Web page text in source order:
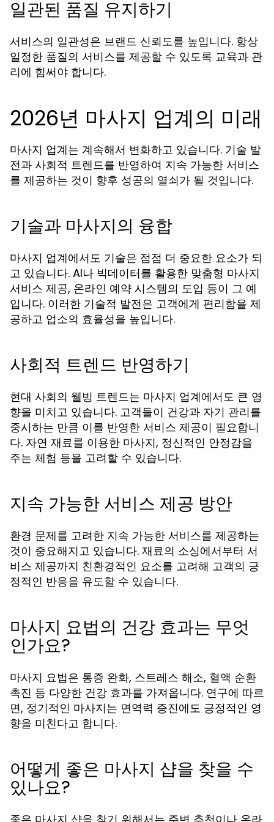
일관된 품질 유지하기
서비스의 일관성은 브랜드 신뢰도를 높입니다. 항상
일정한 품질의 서비스를 제공할 수 있도록 교육과 관
리에 힘써야 합니다.
2026년 마사지 업계의 미래
마사지 업계는 계속해서 변화하고 있습니다. 기술 발
전과 사회적 트렌드를 반영하여 지속 가능한 서비스
를 제공하는 것이 향후 성공의 열쇠가 될 것입니다.
기술과 마사지의 융합
마사지 업계에서도 기술은 점점 더 중요한 요소가 되
고 있습니다. AI나 빅데이터를 활용한 맞춤형 마사지
서비스 제공, 온라인 예약 시스템의 도입 등이 그 예
입니다. 이러한 기술적 발전은 고객에게 편리함을 제
공하고 업소의 효율성을 높입니다.
사회적 트렌드 반영하기
현대 사회의 웰빙 트렌드는 마사지 업계에서도 큰 영
향을 미치고 있습니다. 고객들이 건강과 자기 관리를
중시하는 만큼 이를 반영한 서비스 제공이 필요합니
다. 자연 재료를 이용한 마사지, 정신적인 안정감을
주는 체험 등을 고려할 수 있습니다.
지속 가능한 서비스 제공 방안
환경 문제를 고려한 지속 가능한 서비스를 제공하는
것이 중요해지고 있습니다. 재료의 소싱에서부터 서
비스 제공까지 친환경적인 요소를 고려해 고객의 긍
정적인 반응을 유도할 수 있습니다.
마사지 요법의 건강 효과는 무엇
인가요?
마사지 요법은 통증 완화, 스트레스 해소, 혈액 순환
촉진 등 다양한 건강 효과를 가져옵니다. 연구에 따르
면, 정기적인 마사지는 면역력 증진에도 긍정적인 영
향을 미친다고 합니다.
어떻게 좋은 마사지 샵을 찾을 수
있나요?